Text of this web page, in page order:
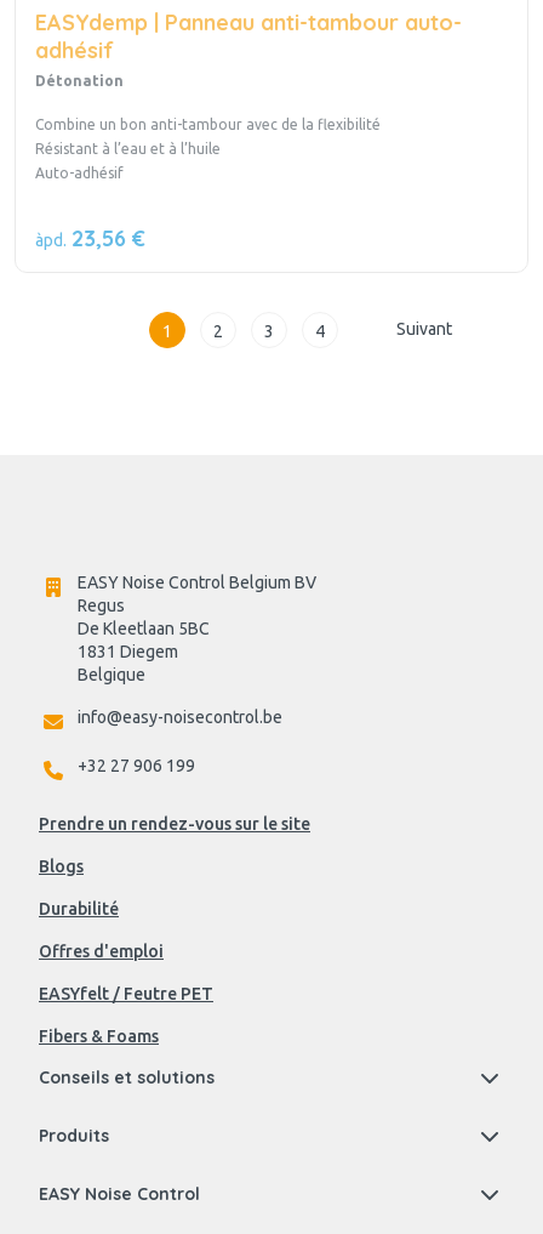
EASYdemp | Panneau anti-tambour auto-
adhésif
Détonation
Combine un bon anti-tambour avec de la flexibilité
Résistant à l’eau et à l’huile
Auto-adhésif
àpd. 23,56 €
1 2 3 4 Suivant
EASY Noise Control Belgium BV
Regus
De Kleetlaan 5BC
1831 Diegem
Belgique
info@easy-noisecontrol.be
+32 27 906 199
Prendre un rendez-vous sur le site
Blogs
Durabilité
Offres d'emploi
EASYfelt / Feutre PET
Fibers & Foams
Conseils et solutions
Produits
EASY Noise Control